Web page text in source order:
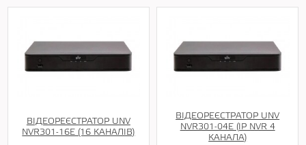
ВІДЕОРЕЄСТРАТОР UNV
NVR301-16E (16 КАНАЛІВ)
ВІДЕОРЕЄСТРАТОР UNV
NVR301-04E (IP NVR 4
КАНАЛА)